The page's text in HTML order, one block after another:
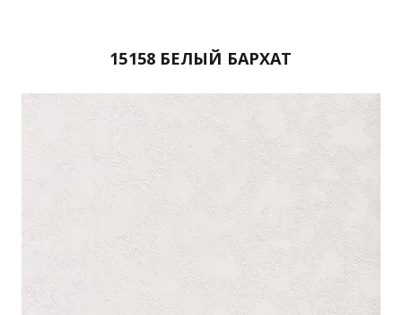
15158 БЕЛЫЙ БАРХАТ